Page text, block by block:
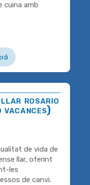
cuina amb
llar rosario
de vida de
llar, oferint
les
de canvi.